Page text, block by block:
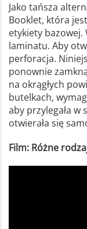
Jako tańsza
Booklet, która
etykiety bazowej.
laminatu. Aby
perforacja.
ponownie
na okrągłych
butelkach,
aby przylegała w
otwierała się
Film: Różne